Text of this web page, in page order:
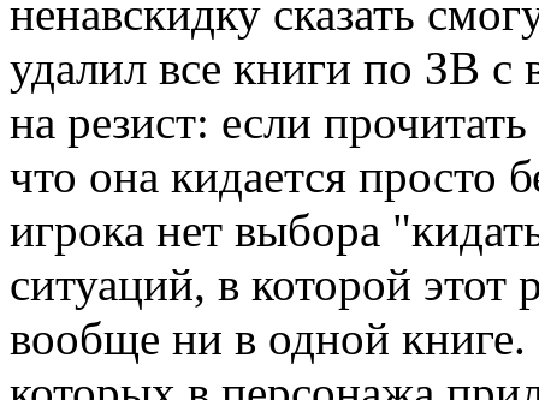
ненавскидку сказать
удалил все книги по ЗВ
на резист: если
что она кидается просто
игрока нет выбора
ситуаций, в которой этот
вообще ни в одной